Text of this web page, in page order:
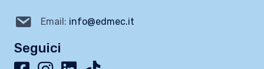
Email: info@edmec.it
Seguici